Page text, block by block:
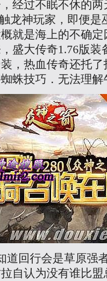
经过不眠不休的
龙神玩家，即便是
就是海上的不确
盛大传奇1.76版装
，热血传奇还托
蛛技巧．无法理
道回行会是草原强
自认为没有谁比